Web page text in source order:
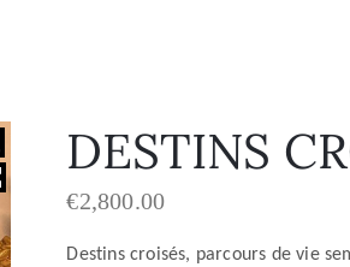
DESTINS
€2,800.00
Destins croisés, parcours de vie